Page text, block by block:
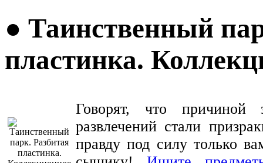
● Таинственный
пластинка.
Говорят, что причиной
развлечений стали
правду под силу только